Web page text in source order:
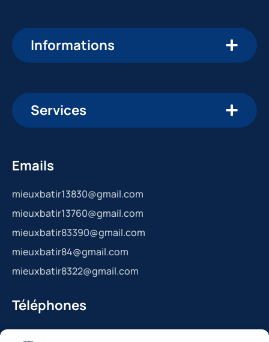
Informations
Services
Emails
mieuxbatir13830@gmail.com
mieuxbatir13760@gmail.com
mieuxbatir83390@gmail.com
mieuxbatir84@gmail.com
mieuxbatir8322@gmail.com
Téléphones
La Bédoule : 04.42.36.29.99